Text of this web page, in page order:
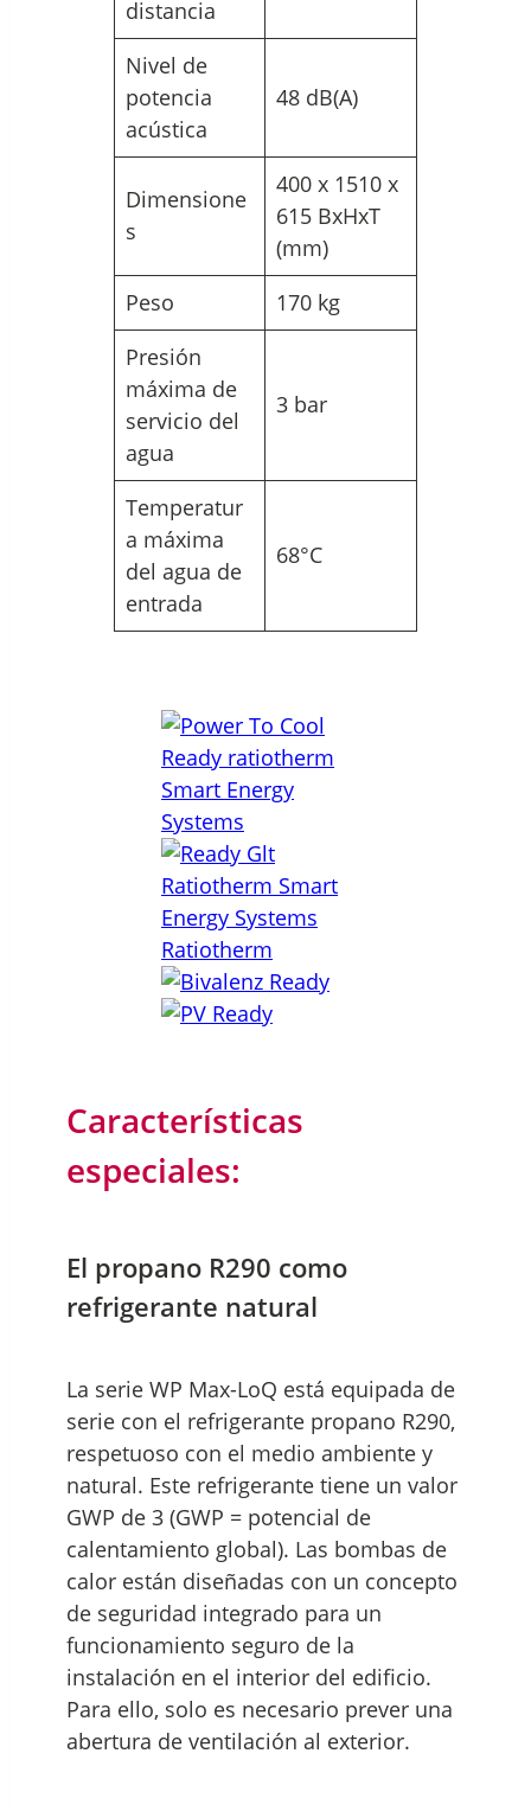
distancia
Nivel de
potencia
acústica
48 dB(A)
Dimensione
s
400 x 1510 x
615 BxHxT
(mm)
Peso
170 kg
Presión
máxima de
servicio del
agua
3 bar
Temperatur
a máxima
del agua de
entrada
68°C
Características
especiales:
El propano R290 como
refrigerante natural
La serie WP Max-LoQ está equipada de
serie con el refrigerante propano R290,
respetuoso con el medio ambiente y
natural. Este refrigerante tiene un valor
GWP de 3 (GWP = potencial de
calentamiento global). Las bombas de
calor están diseñadas con un concepto
de seguridad integrado para un
funcionamiento seguro de la
instalación en el interior del edificio.
Para ello, solo es necesario prever una
abertura de ventilación al exterior.